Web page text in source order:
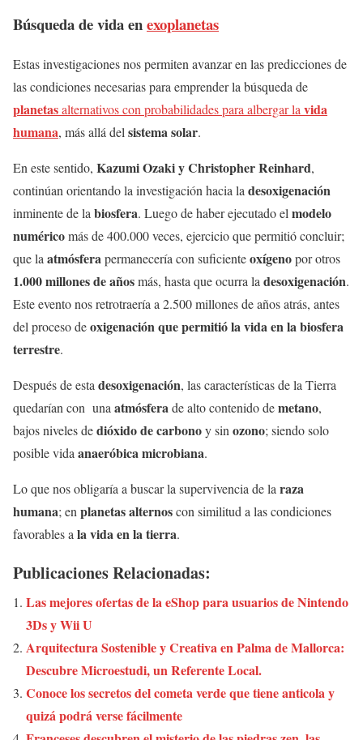
Búsqueda de vida enexoplanetas
Estas investigaciones nos permiten avanzar en las predicciones de
las condiciones necesarias para emprender la búsqueda de
planetasalternativos con probabilidades para albergar la vida
humana, más allá del sistema solar.
En este sentido, Kazumi Ozaki y Christopher Reinhard,
continúan orientando la investigación hacia la desoxigenación
inminente de la biosfera. Luego de haber ejecutado el modelo
numéricomás de 400.000 veces, ejercicio que permitió concluir;
que la atmósferapermanecería con suficienteoxígenopor otros
1.000 millonesde añosmás, hasta que ocurra la desoxigenación.
Este evento nos retrotraería a 2.500 millones de años atrás, antes
del proceso deoxigenaciónque permitió la vida en labiosfera
terrestre.
Después de esta desoxigenación, las características de la Tierra
quedarían con una atmósferade alto contenido demetano,
bajos niveles dedióxido de carbonoy sin ozono; siendo solo
posible vida anaeróbica microbiana.
Lo que nos obligaría a buscar la supervivencia de la raza
humana; en planetas alternoscon similitud a las condiciones
favorables a la vida en la tierra.
Publicaciones Relacionadas:
Las mejores ofertas de la eShop para usuarios de Nintendo
3Ds y Wii U
Arquitectura Sostenible y Creativa en Palma de Mallorca:
Descubre Microestudi, un Referente Local.
Conoce los secretos del cometa verde que tiene anticola y
quizá podrá verse fácilmente